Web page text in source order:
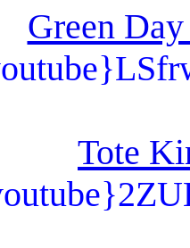
Green
Tote